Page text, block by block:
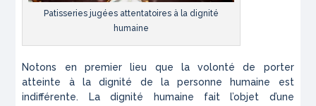
Patisseries jugées attentatoires à la dignité
humaine
Notons en premier lieu que la volonté de porter
atteinte à la dignité de la personne humaine est
indifférente. La dignité humaine fait l’objet d’une